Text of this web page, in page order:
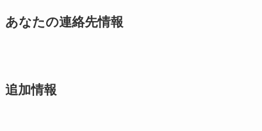
あなたの連絡先情報
追加情報